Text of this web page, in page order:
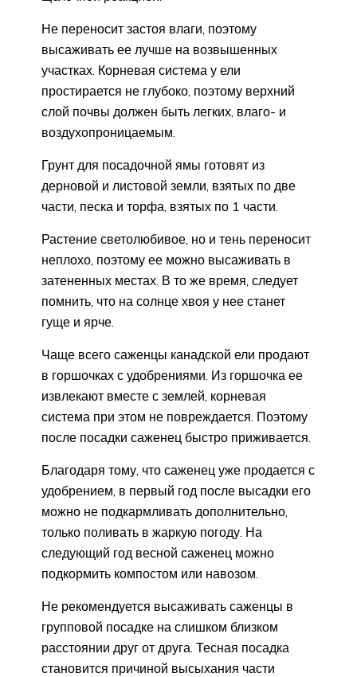
Не переносит застоя влаги, поэтому
высаживать ее лучше на возвышенных
участках. Корневая система у ели
простирается не глубоко, поэтому верхний
слой почвы должен быть легких, влаго- и
воздухопроницаемым.
Грунт для посадочной ямы готовят из
дерновой и листовой земли, взятых по две
части, песка и торфа, взятых по 1 части.
Растение светолюбивое, но и тень переносит
неплохо, поэтому ее можно высаживать в
затененных местах. В то же время, следует
помнить, что на солнце хвоя у нее станет
гуще и ярче.
Чаще всего саженцы канадской ели продают
в горшочках с удобрениями. Из горшочка ее
извлекают вместе с землей, корневая
система при этом не повреждается. Поэтому
после посадки саженец быстро приживается.
Благодаря тому, что саженец уже продается с
удобрением, в первый год после высадки его
можно не подкармливать дополнительно,
только поливать в жаркую погоду. На
следующий год весной саженец можно
подкормить компостом или навозом.
Не рекомендуется высаживать саженцы в
групповой посадке на слишком близком
расстоянии друг от друга. Тесная посадка
становится причиной высыхания части